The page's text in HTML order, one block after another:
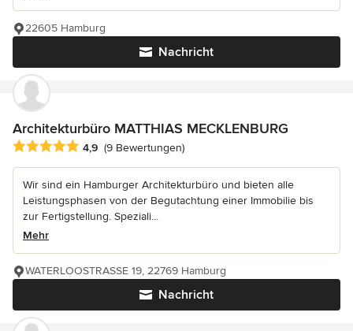
Nachricht
22605 Hamburg
Architekturbüro MATTHIAS MECKLENBURG
Durchschnittliche Bewertung: 4.9 von 5 Sternen
4,9 (9 Bewertungen)
Wir sind ein Hamburger Architekturbüro und bieten alle
Leistungsphasen von der Begutachtung einer Immobilie bis
zur Fertigstellung. Speziali...
Mehr
Nachricht
WATERLOOSTRASSE 19, 22769 Hamburg